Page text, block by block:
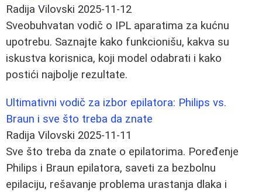
Radija Vilovski 2025-11-12
Sveobuhvatan vodič o IPL aparatima za kućnu
upotrebu. Saznajte kako funkcionišu, kakva su
iskustva korisnica, koji model odabrati i kako
postići najbolje rezultate.
Ultimativni vodič za izbor epilatora: Philips vs.
Braun i sve što treba da znate
Radija Vilovski 2025-11-11
Sve što treba da znate o epilatorima. Poređenje
Philips i Braun epilatora, saveti za bezbolnu
epilaciju, rešavanje problema urastanja dlaka i